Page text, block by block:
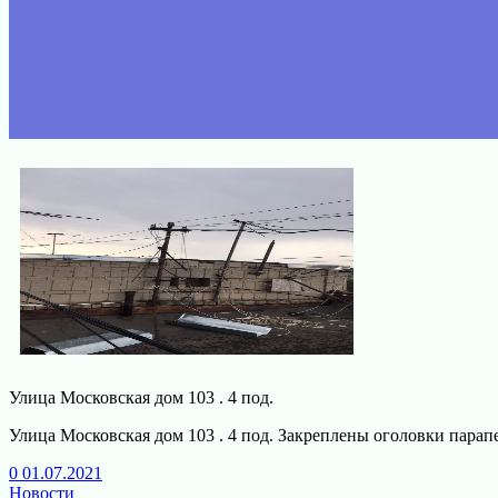
Улица Московская дом 103 . 4 под.
Улица Московская дом 103 . 4 под. Закреплены оголовки
0 01.07.2021
Новости